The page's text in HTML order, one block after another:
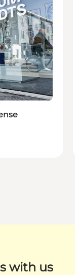
with us